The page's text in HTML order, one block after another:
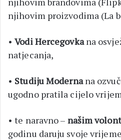
njihovim proizvodima (La
•Vodi Hercegovkana
natjecanja,
• Studiju Modernana
ugodno pratila cijelo
• te naravno – našim
godinu daruju svoje